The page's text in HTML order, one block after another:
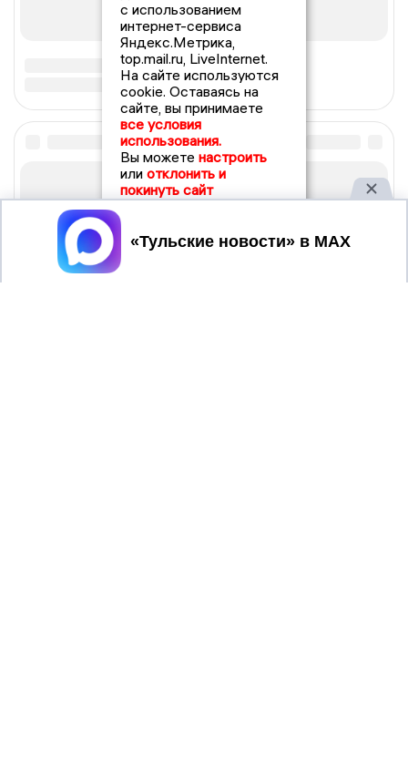
с использованием
интернет-сервиса
Яндекс.Метрика,
top.mail.ru, LiveInternet.
На сайте используются
cookie. Оставаясь на
сайте, вы принимаете
все условия
использования.
Вы можете настроить
или отклонить и
покинуть сайт
Принять